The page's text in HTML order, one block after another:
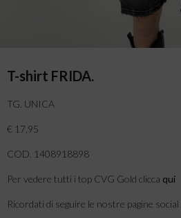
T-shirt FRIDA.
TG. UNICA
€ 17,95
COD. 1408918898
Per vedere tutti i top CVG Gold clicca qui
Ricordati di seguire le nostre pagine social